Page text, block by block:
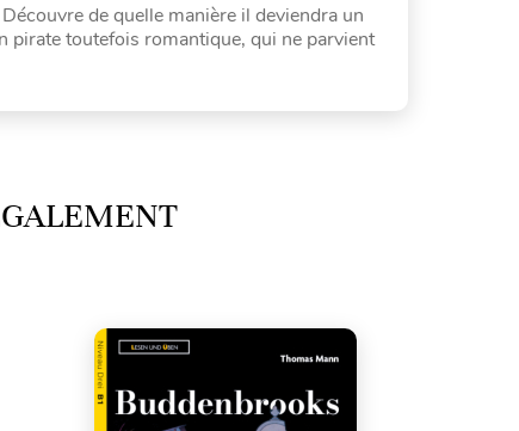
de quelle manière il deviendra un
pirate toutefois romantique, qui ne parvient